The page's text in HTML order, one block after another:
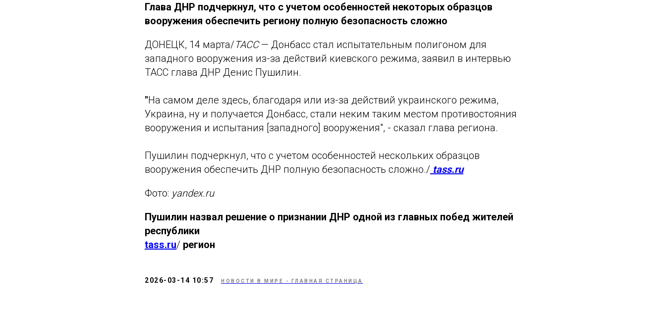
Глава ДНР подчеркнул, что с учетом особенностей некоторых образцов
вооружения обеспечить региону полную безопасность сложно
ДОНЕЦК, 14 марта/ТАСС— Донбасс стал испытательным полигоном для
западного вооружения из-за действий киевского режима, заявил в интервью
ТАСС глава ДНР Денис Пушилин.
"На самом деле здесь, благодаря или из-за действий украинского режима,
Украина, ну и получается Донбасс, стали неким таким местом противостояния
вооружения и испытания [западного] вооружения", - сказал глава региона.
Пушилин подчеркнул, что с учетом особенностей нескольких образцов
вооружения обеспечить ДНР полную безопасность сложно./ tass.ru
Фото: yandex.ru
Пушилин назвал решение о признании ДНР одной из главных побед жителей
республики
tass.ru/ регион
2026-03-14 10:57 НОВОСТИ В МИРЕ - ГЛАВНАЯ СТРАНИЦА